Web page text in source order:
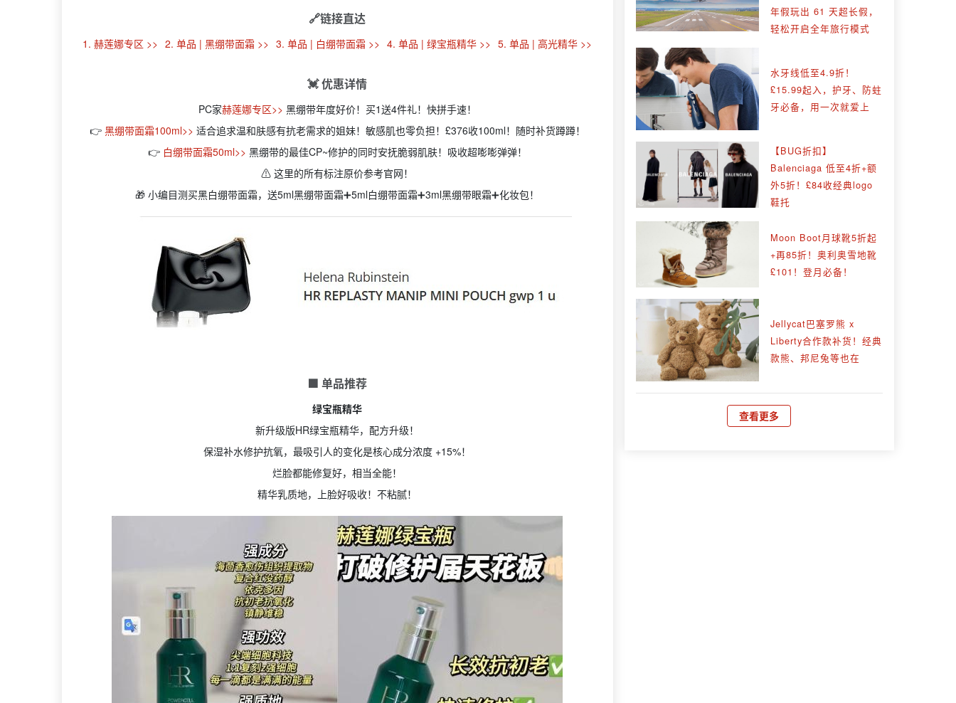
🔗链接直达
1. 赫莲娜专区 >> 2. 单品 | 黑绷带面霜 >> 3. 单品 | 白绷带面霜 >> 4. 单品 | 绿宝瓶精华 >> 5. 单品 | 高光精华 >>
💓 优惠详情
PC家赫莲娜专区>> 黑绷带年度好价！买1送4件礼！快拼手速！
👉黑绷带面霜100ml>> 适合追求温和肤感有抗老需求的姐妹！敏感肌也零负担！£376收100ml！随时补货蹲蹲！
👉 白绷带面霜50ml>> 黑绷带的最佳CP~修护的同时安抚脆弱肌肤！吸收超嘭嘭弹弹！
⚠️ 这里的所有标注原价参考官网！
🎁 小编目测买黑白绷带面霜，送5ml黑绷带面霜➕5ml白绷带面霜➕3ml黑绷带眼霜➕化妆包！
🟩 单品推荐
绿宝瓶精华
新升级版HR绿宝瓶精华，配方升级！
保湿补水修护抗氧，最吸引人的变化是核心成分浓度 +15%！
烂脸都能修复好，相当全能！
精华乳质地，上脸好吸收！不粘腻！
年假玩出 61 天超长假，
轻松开启全年旅行模式
水牙线低至4.9折！
£15.99起入，护牙、防蛀
牙必备，用一次就爱上
【BUG折扣】
Balenciaga 低至4折+额
外5折！£84收经典logo
鞋托
Moon Boot月球靴5折起
+再85折！奥利奥雪地靴
£101！登月必备！
Jellycat巴塞罗熊 x
Liberty合作款补货！经典
款熊、邦尼兔等也在
查看更多